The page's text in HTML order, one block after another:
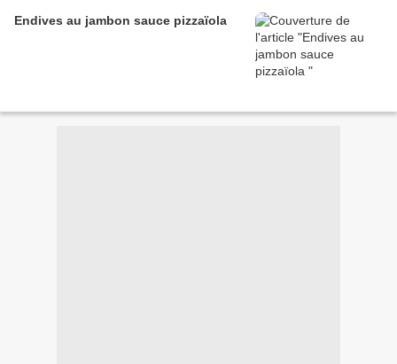
Endives au jambon sauce pizzaïola